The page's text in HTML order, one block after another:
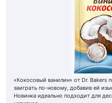
«Кокосовый ванилин» от Dr. Bakers
заиграть по-новому, добавив ей
Новинка идеально подходит для